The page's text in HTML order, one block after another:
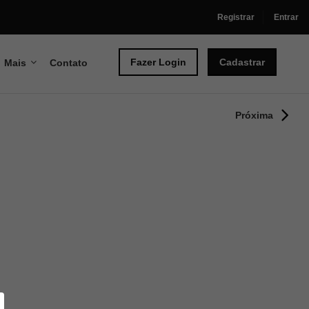
Registrar Entrar
Mais Contato Fazer Login Cadastrar
Próxima